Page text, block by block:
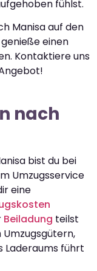
fühlst.
Manisa auf den
einen
Kontaktiere uns
nach
bist du bei
Umzugsservice
eine
Beiladung teilst
Laderaums führt